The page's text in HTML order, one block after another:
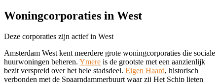
Woningcorporaties in West
Deze corporaties zijn actief in West
Amsterdam West kent meerdere grote woningcorporaties die sociale
huurwoningen beheren. Ymere is de grootste met een aanzienlijk
bezit verspreid over het hele stadsdeel. Eigen Haard, historisch
verbonden met de Spaarndammerbuurt waar zij Het Schip lieten